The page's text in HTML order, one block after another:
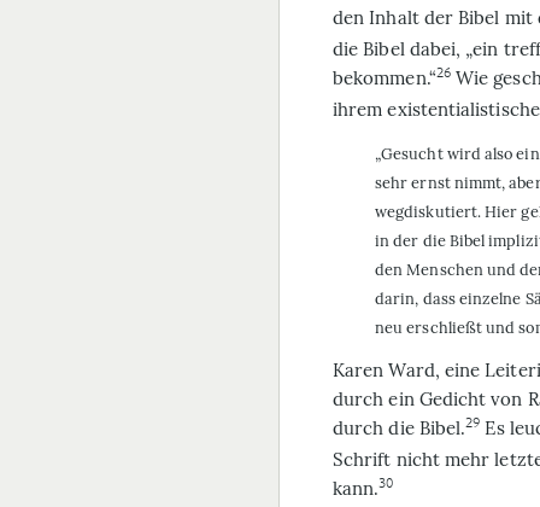
den Inhalt der Bibel mit
die Bibel dabei, „ein
bekommen.“26Wie
ihrem
„Gesucht wird also
sehr ernst nimmt,
wegdiskutiert. Hier
in der die Bibel
den Menschen und
darin, dass einzelne
neu erschließt und
Karen Ward, eine
durch ein Gedicht von
durch die Bibel.29 Es
Schrift nicht mehr
kann.30